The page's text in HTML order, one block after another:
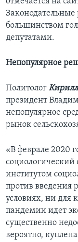
большинством
депутатами.
Непопулярное
Политолог
президент
непопулярное
рынок
«В феврале 2020
институтом
против
условиях, ни для
пандемии идет
существенно
вероятно,